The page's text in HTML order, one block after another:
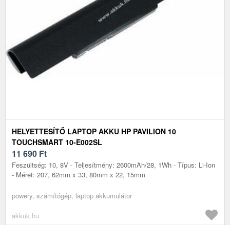
HELYETTESÍTŐ LAPTOP AKKU HP PAVILION 10
TOUCHSMART 10-E002SL
11 690 Ft
Feszültség: 10, 8V - Teljesítmény: 2600mAh/28, 1Wh - Típus: Li-Ion
- Méret: 207, 62mm x 33, 80mm x 22, 15mm
powery, számítógép, laptop akkumulátor
akkuk.hu